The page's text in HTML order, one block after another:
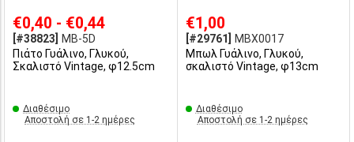
€0,40 - €0,44
[#38823]
MB-5D
Πιάτο Γυάλινο, Γλυκού,
Σκαλιστό Vintage, φ12.5cm
Διαθέσιμο
Αποστολή σε 1-2 ημέρες
€1,00
[#29761]
MBX0017
Μπωλ Γυάλινο, Γλυκού,
σκαλιστό Vintage, φ13cm
Διαθέσιμο
Αποστολή σε 1-2 ημέρες